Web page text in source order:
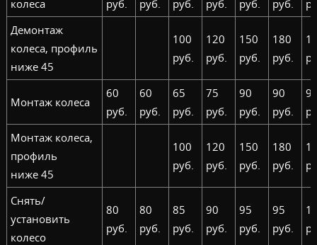
колеса
руб.
руб.
руб.
руб.
руб.
руб.
Демонтаж
колеса, профиль
ниже 45
100
руб.
120
руб.
150
руб.
180
руб.
Монтаж колеса
60
руб.
60
руб.
65
руб.
75
руб.
90
руб.
90
руб.
Монтаж колеса,
профиль
ниже 45
100
руб.
120
руб.
150
руб.
180
руб.
Снять/
установить
колесо
80
руб.
80
руб.
85
руб.
90
руб.
95
руб.
95
руб.